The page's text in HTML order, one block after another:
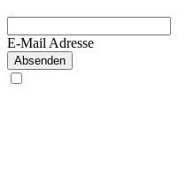
E-Mail Adresse
Absenden